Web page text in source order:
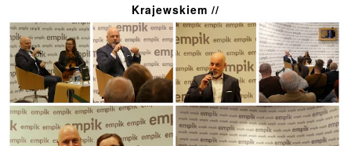
Krajewskiem //